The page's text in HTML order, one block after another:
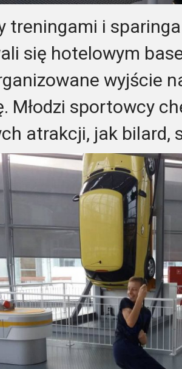
treningami i
się hotelowym
wyjście
Młodzi sportowcy
atrakcji, jak bilard,